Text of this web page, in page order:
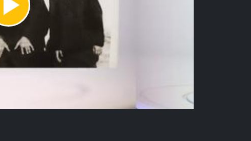
Play
Video